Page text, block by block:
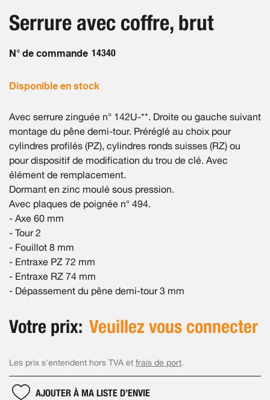
beginning
of
images
Serrure avec coffre, brut
N° de commande 14340
Disponible en stock
Avec serrure zinguée n° 142U-**. Droite ou gauche suivant
montage du pêne demi-tour. Préréglé au choix pour
cylindres profilés (PZ), cylindres ronds suisses (RZ) ou
pour dispositif de modification du trou de clé. Avec
élément de remplacement.
Dormant en zinc moulé sous pression.
Avec plaques de poignée n° 494.
- Axe 60 mm
- Tour 2
- Fouillot 8 mm
- Entraxe PZ 72 mm
- Entraxe RZ 74 mm
- Dépassement du pêne demi-tour 3 mm
Votre prix: Veuillez vous connecter
Les prix s'entendent hors TVA et frais de port.
AJOUTER À MA LISTE D’ENVIE